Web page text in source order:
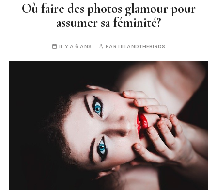
Où faire des photos glamour pour
assumer sa féminité?
IL Y A 6 ANS PAR LILLANDTHEBIRDS